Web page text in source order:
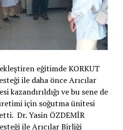
eğitimde KORKUT
ile daha önce Arıcılar
kazandırıldığı ve bu sene de
için soğutma ünitesi
Dr. Yasin ÖZDEMİR
ile Arıcılar Birliği